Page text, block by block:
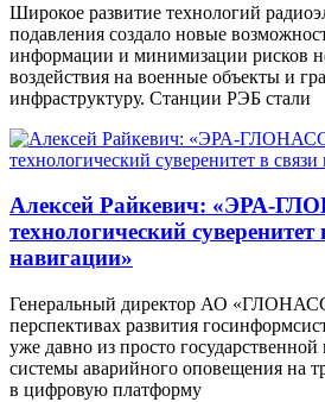
Широкое развитие технологий
подавления создало новые
информации и минимизации рисков
воздействия на военные объекты и
инфраструктуру. Станции РЭБ стали
Алексей Райкевич: «ЭРА-
технологический суверенитет
навигации»
Генеральный директор АО
перспективах развития
уже давно из просто
системы аварийного оповещения на
в цифровую платформу